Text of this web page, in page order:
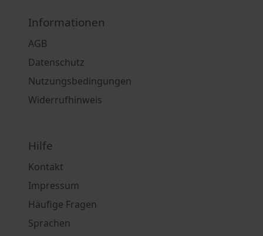
Informationen
AGB
Datenschutz
Nutzungsbedingungen
Widerrufhinweis
Hilfe
Kontakt
Impressum
Häufige Fragen
Sprachen